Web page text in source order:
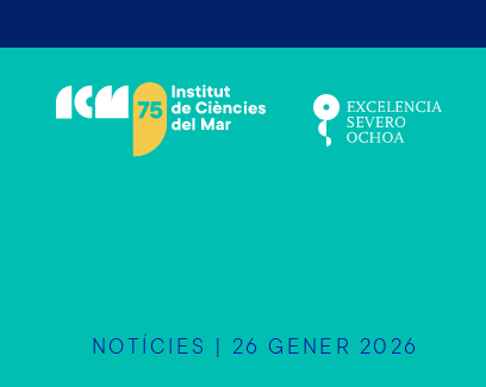
é
NOTÍCIES | 26 GENER 2026